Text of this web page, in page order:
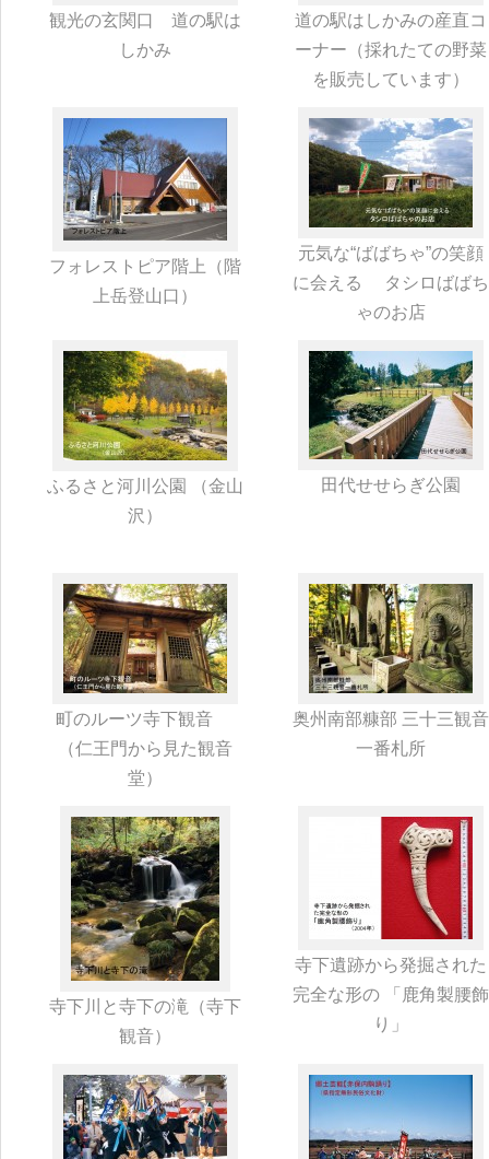
観光の玄関口 道の駅は
しかみ
道の駅はしかみの産直コ
ーナー（採れたての野菜
を販売しています）
フォレストピア階上（階
上岳登山口）
元気な“ばばちゃ”の笑顔
に会える タシロばばち
ゃのお店
ふるさと河川公園 （金山
沢）
田代せせらぎ公園
町のルーツ寺下観音
（仁王門から見た観音
堂）
奥州南部糠部 三十三観音
一番札所
寺下川と寺下の滝（寺下
観音）
寺下遺跡から発掘された
完全な形の 「鹿角製腰飾
り」